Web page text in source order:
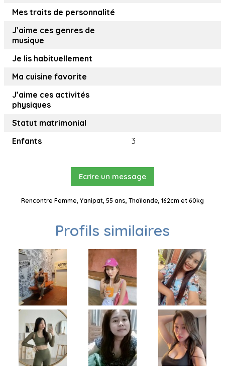
Mes traits de personnalité
J’aime ces genres de
musique
Je lis habituellement
Ma cuisine favorite
J’aime ces activités
physiques
Statut matrimonial
Enfants
3
Ecrire un message
Rencontre Femme, Yanipat, 55 ans, Thaïlande, 162cm et 60kg
Profils similaires